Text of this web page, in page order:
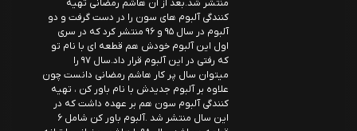
منتشر شد.بعد از آن هاشم رمضانی تهیه
کنندگی آلبوم های سون را در دست گرفت و دو
آلبوم در سال ۹۵ و ۹۶ منتشر کرد که در سری
اول این آلبوم خودش هم قطعه ای با نام تو
که رفتی در این آلبوم قرار داد.سال ۹۷ را
میتوان سال پر کار هاشم رمضانی دانست چون
علاوه بر آلبوم جدیدش با نام باور کن ، تهیه
کنندگی آلبوم سون هم بر عهده داشت که در
این سال منتشر شد .آلبوم باور کن شامل ۶